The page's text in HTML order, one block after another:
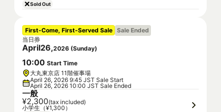
Sold Out
First-Come, First-Served Sale Sale Ended
当日券
April26,2026 (Sunday)
10:00 Start Time
大丸東京店 11階催事場
April 26, 2026 9:45 JST Sale Start
April 26, 2026 10:00 JST Sale Ended
一般
¥2,300(tax included)
小学生（¥1,300）